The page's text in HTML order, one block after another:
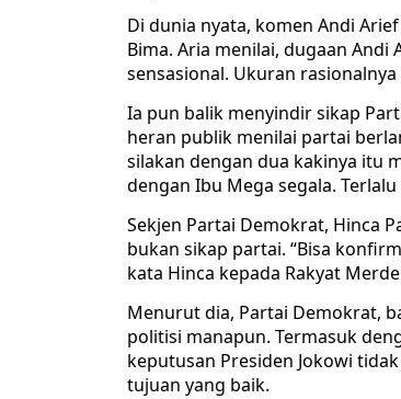
Di dunia nyata, komen Andi
Bima. Aria menilai, dugaan
sensasional. Ukuran rasionalnya
Ia pun balik menyindir sikap
heran publik menilai partai
silakan dengan dua kakinya itu
dengan Ibu Mega segala.
Sekjen Partai Demokrat, Hinca
bukan sikap partai. “Bisa
kata Hinca kepada Rakyat
Menurut dia, Partai Demokrat,
politisi manapun. Termasuk
keputusan Presiden Jokowi
tujuan yang baik.